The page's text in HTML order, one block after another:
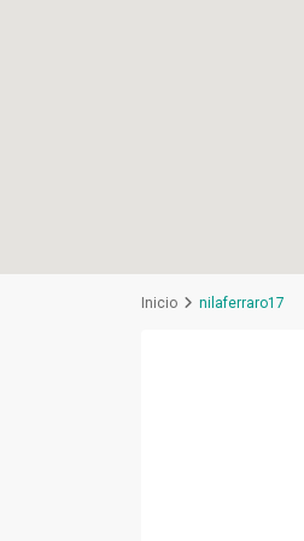
Inicio nilaferraro17